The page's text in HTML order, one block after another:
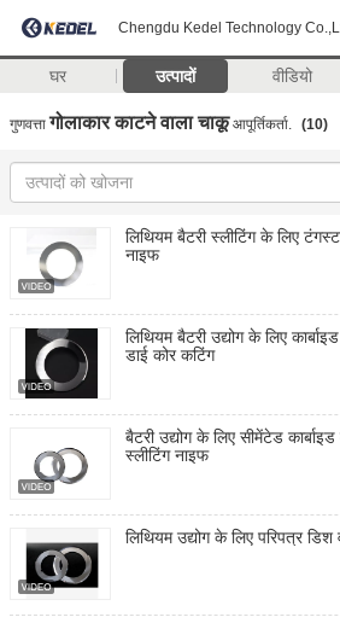
Chengdu Kedel Technology
घर उत्पादों वीडियो
गुणवत्ता गोलाकार काटने वाला चाकूआपूर्तिकर्ता. (10)
लिथियम बैटरी स्लीटिंग के लिए
नाइफ
लिथियम बैटरी उद्योग के लिए
डाई कोर कटिंग
बैटरी उद्योग के लिए सीमेंटेड
स्लीटिंग नाइफ
लिथियम उद्योग के लिए परिपत्र डिश